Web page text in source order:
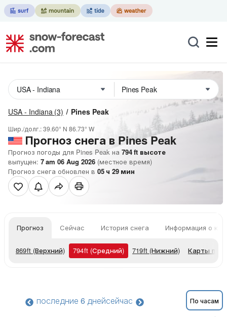
USA - Indiana (3) Pines Peak
Шир./долг.:39.60° N 86.73° W
Прогноз снега в Pines Peak
Прогноз погоды для Pines Peak на 794ft высоте
выпущен: 7 am 06 Aug 2026 (местное время)
Прогноз снега обновлен в 05 ч 29 мин
Прогноз Сейчас История снега Информация о
869ft (Верхний) 794ft (Средний) 719ft (Нижний) Карты
последние 6 днейсейчас По часам